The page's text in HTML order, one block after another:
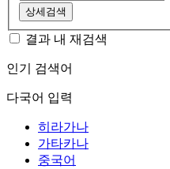
상세검색
결과 내 재검색
인기 검색어
다국어 입력
히라가나
가타카나
중국어